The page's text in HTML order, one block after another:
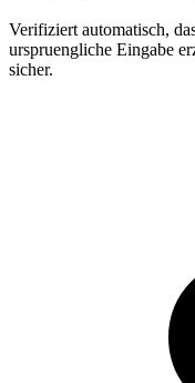
Verifiziert automatisch,
urspruengliche Eingabe
sicher.